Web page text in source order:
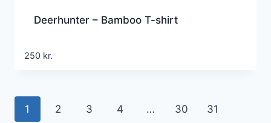
Deerhunter – Bamboo T-shirt
250 kr.
1 2 3 4 … 30 31